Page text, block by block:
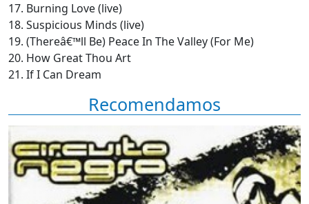
17. Burning Love (live)
18. Suspicious Minds (live)
19. (Thereâ€™ll Be) Peace In The Valley (For Me)
20. How Great Thou Art
21. If I Can Dream
Recomendamos